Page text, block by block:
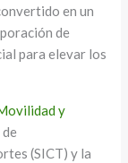
en un
de
para elevar los
y
(SICT) y la